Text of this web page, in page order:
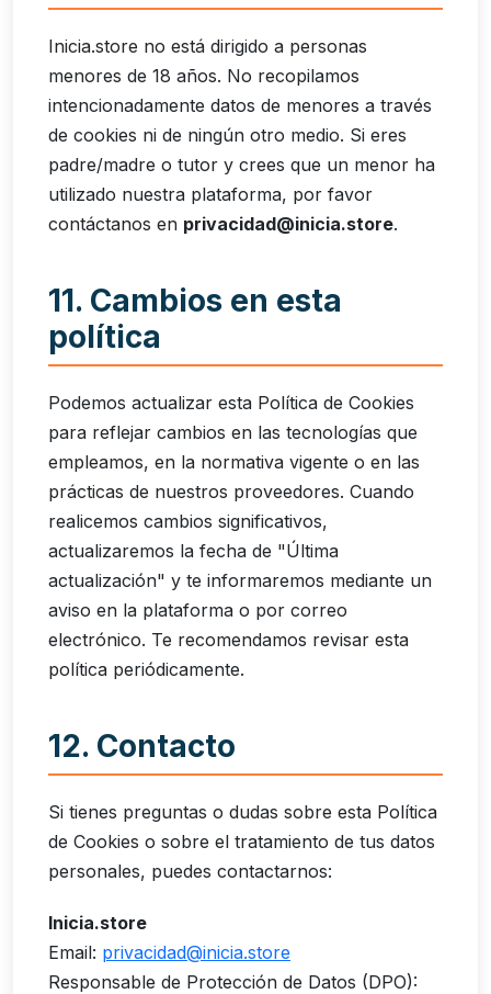
Inicia.store no está dirigido a personas
menores de 18 años. No recopilamos
intencionadamente datos de menores a través
de cookies ni de ningún otro medio. Si eres
padre/madre o tutor y crees que un menor ha
utilizado nuestra plataforma, por favor
contáctanos en privacidad@inicia.store.
11. Cambios en esta
política
Podemos actualizar esta Política de Cookies
para reflejar cambios en las tecnologías que
empleamos, en la normativa vigente o en las
prácticas de nuestros proveedores. Cuando
realicemos cambios significativos,
actualizaremos la fecha de "Última
actualización" y te informaremos mediante un
aviso en la plataforma o por correo
electrónico. Te recomendamos revisar esta
política periódicamente.
12. Contacto
Si tienes preguntas o dudas sobre esta Política
de Cookies o sobre el tratamiento de tus datos
personales, puedes contactarnos:
Inicia.store
Email: privacidad@inicia.store
Responsable de Protección de Datos (DPO):